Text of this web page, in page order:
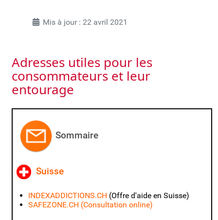
Mis à jour : 22 avril 2021
Adresses utiles pour les
consommateurs et leur
entourage
Sommaire
Suisse
INDEXADDICTIONS.CH (Offre d'aide en Suisse)
SAFEZONE.CH (Consultation online)